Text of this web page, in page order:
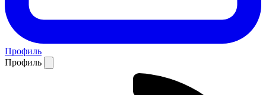
Профиль
Профиль